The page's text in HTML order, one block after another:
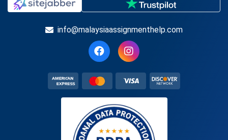
info@malaysiaassignmenthelp.com